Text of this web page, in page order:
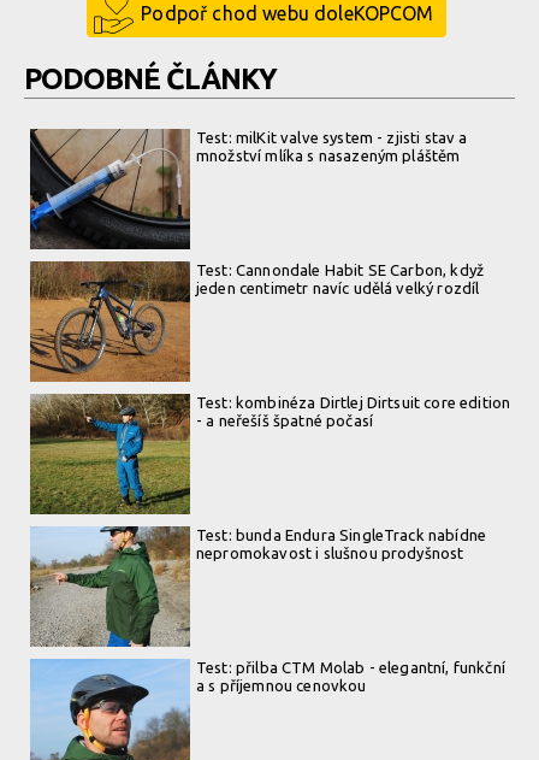
Podpoř chod webu doleKOPCOM
PODOBNÉ ČLÁNKY
Test: milKit valve system - zjisti stav a
množství mlíka s nasazeným pláštěm
Test: Cannondale Habit SE Carbon, když
jeden centimetr navíc udělá velký rozdíl
Test: kombinéza Dirtlej Dirtsuit core edition
- a neřešíš špatné počasí
Test: bunda Endura SingleTrack nabídne
nepromokavost i slušnou prodyšnost
Test: přilba CTM Molab - elegantní, funkční
a s příjemnou cenovkou